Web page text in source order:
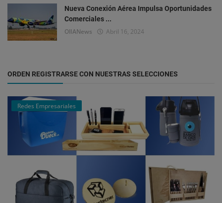
Nueva Conexión Aérea Impulsa Oportunidades
Comerciales ...
OlIANews Abril 16, 2024
ORDEN REGISTRARSE CON NUESTRAS SELECCIONES
Redes Empresariales